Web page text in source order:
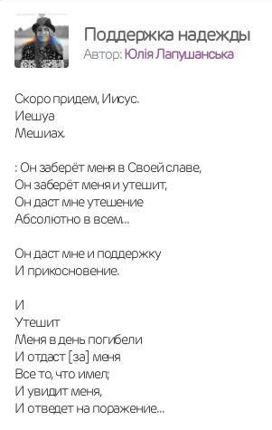
Поддержка надежды
Автор:Юлія Лапушанська
Скоро придем, Иисус.
Иешуа
Мешиах.
: Он заберёт меня в Своей славе,
Он заберёт меня и утешит,
Он даст мне утешение
Абсолютно в всем...
Он даст мне и поддержку
И прикосновение.
И
Утешит
Меня в день погибели
И отдаст [за] меня
Все то, что имел;
И увидит меня,
И отведет на поражение...